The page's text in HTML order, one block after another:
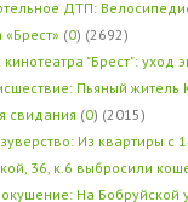
ДТП:
«Брест» (0) (2692)
кинотеатра "Брест": уход
Пьяный житель
свидания (0) (2015)
Из квартиры с
36, к.6 выбросили
На Бобруйской